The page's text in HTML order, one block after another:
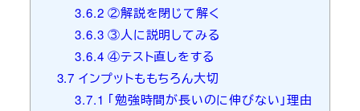
3.6.2 ②解説を閉じて解く
3.6.3 ③人に説明してみる
3.6.4 ④テスト直しをする
3.7 インプットももちろん大切
3.7.1 「勉強時間が長いのに伸びない」理由